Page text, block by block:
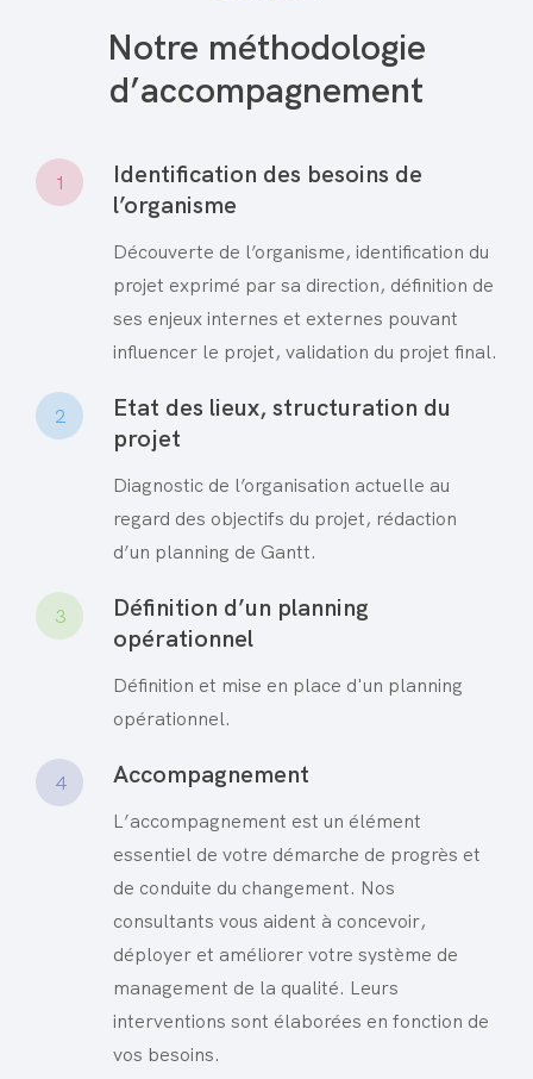
Notre méthodologie
d’accompagnement
1
Identification des besoins de
l’organisme
Découverte de l’organisme, identification du
projet exprimé par sa direction, définition de
ses enjeux internes et externes pouvant
influencer le projet, validation du projet final.
2
Etat des lieux, structuration du
projet
Diagnostic de l’organisation actuelle au
regard des objectifs du projet, rédaction
d’un planning de Gantt.
3
Définition d’un planning
opérationnel
Définition et mise en place d'un planning
opérationnel.
4 Accompagnement
L’accompagnement est un élément
essentiel de votre démarche de progrès et
de conduite du changement. Nos
consultants vous aident à concevoir,
déployer et améliorer votre système de
management de la qualité. Leurs
interventions sont élaborées en fonction de
vos besoins.